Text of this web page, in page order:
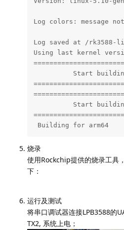
编译后的文件在rk3588-
编译Ubuntu
Linx@ubuntu2004:/
Using last kernel
Start
Start
Building for arm64